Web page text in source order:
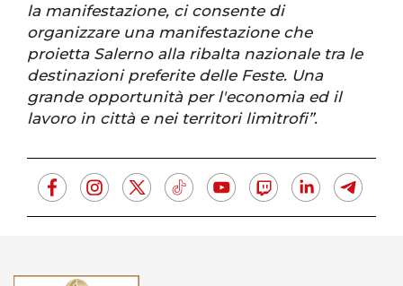
la manifestazione, ci consente di
organizzare una manifestazione che
proietta Salerno alla ribalta nazionale tra le
destinazioni preferite delle Feste. Una
grande opportunità per l'economia ed il
lavoro in città e nei territori limitrofi”.